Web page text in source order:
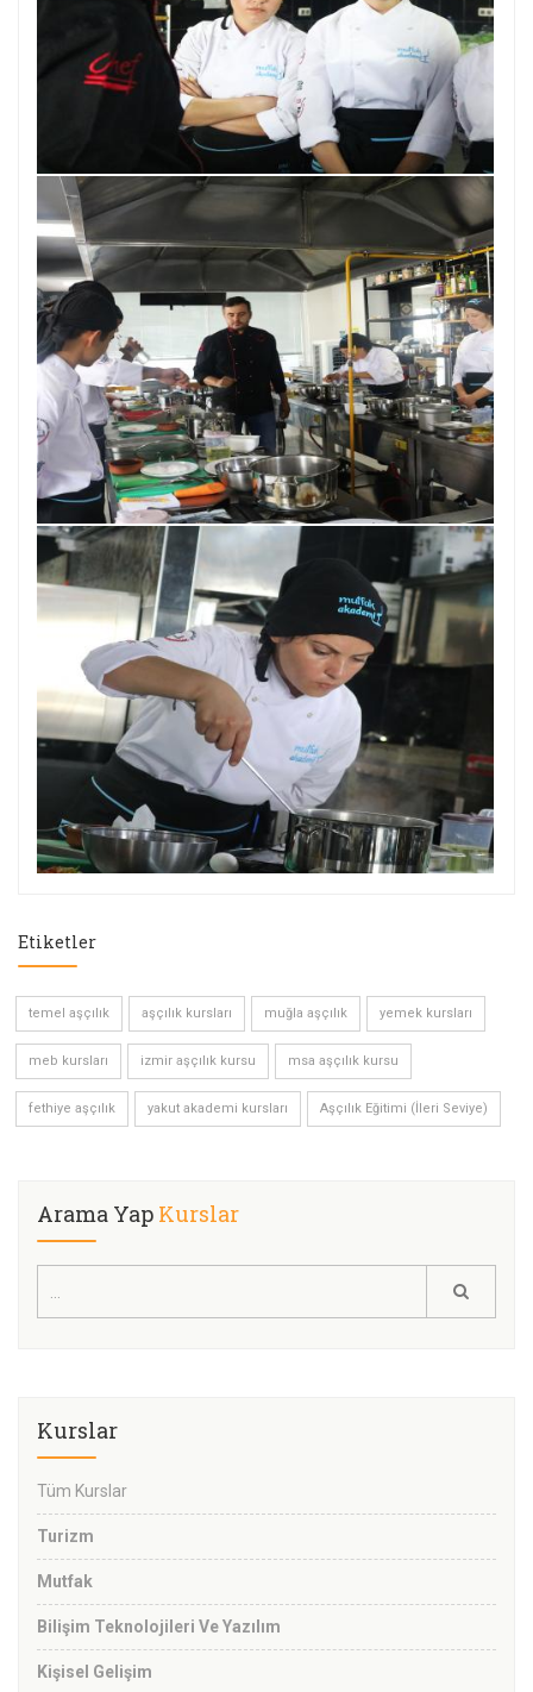
Etiketler
temel aşçılık aşçılık kursları muğla aşçılık yemek kursları
meb kursları izmir aşçılık kursu msa aşçılık kursu
fethiye aşçılık yakut akademi kursları Aşçılık Eğitimi (İleri Seviye)
Arama Yap Kurslar
Kurslar
Tüm Kurslar
Turizm
Mutfak
Bilişim Teknolojileri Ve Yazılım
Kişisel Gelişim